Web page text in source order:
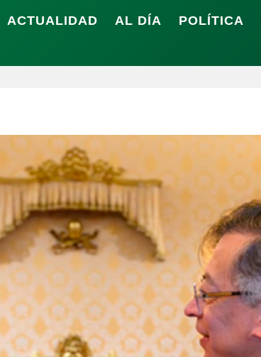
ACTUALIDAD AL DÍA POLÍTICA